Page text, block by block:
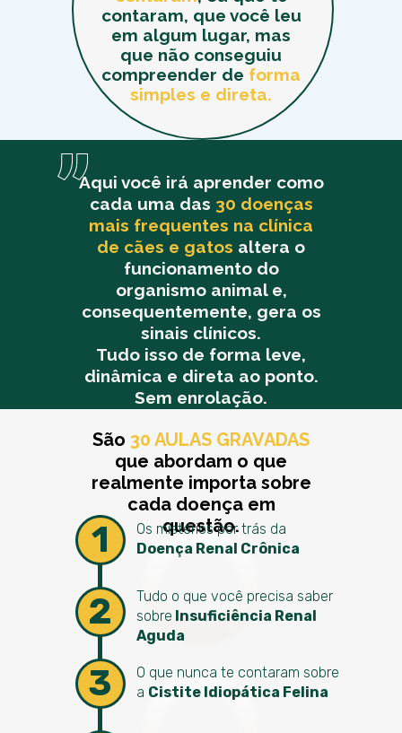
contaram, que você leu
em algum lugar, mas
que não conseguiu
compreender de forma
simples e direta.
Aqui você irá aprender como
cada uma das 30 doenças
mais frequentes na clínica
de cães e gatos altera o
funcionamento do
organismo animal e,
consequentemente, gera os
sinais clínicos.
Tudo isso de forma leve,
dinâmica e direta ao ponto.
Sem enrolação.
São 30 AULAS GRAVADAS
que abordam o que
realmente importa sobre
cada doença em
questão.
Os mistérios por trás da
Doença Renal Crônica
Tudo o que você precisa saber
sobre Insuficiência Renal
Aguda
1
2
O que nunca te contaram sobre
a Cistite Idiopática Felina
3